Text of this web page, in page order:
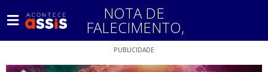
NOTA DE
FALECIMENTO,
PUBLICIDADE